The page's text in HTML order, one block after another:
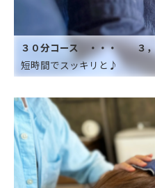
３０分コース ・・・ ３，
短時間でスッキリと♪